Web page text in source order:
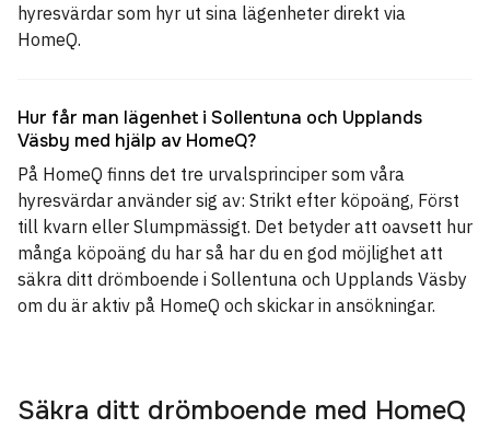
hyresvärdar som hyr ut sina lägenheter direkt via
HomeQ.
Hur får man lägenhet i Sollentuna och Upplands
Väsby med hjälp av HomeQ?
På HomeQ finns det tre urvalsprinciper som våra
hyresvärdar använder sig av: Strikt efter köpoäng, Först
till kvarn eller Slumpmässigt. Det betyder att oavsett hur
många köpoäng du har så har du en god möjlighet att
säkra ditt drömboende i Sollentuna och Upplands Väsby
om du är aktiv på HomeQ och skickar in ansökningar.
Säkra ditt drömboende med HomeQ